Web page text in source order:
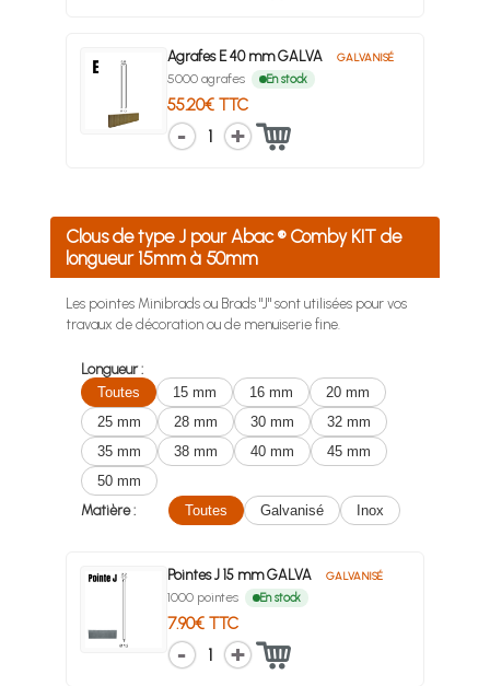
Agrafes E 40 mm GALVA GALVANISÉ
5000 agrafes En stock
55.20€ TTC
1
Clous de type J pour Abac ® Comby KIT de
longueur 15mm à 50mm
Les pointes Minibrads ou Brads "J" sont utilisées pour vos
travaux de décoration ou de menuiserie fine.
Longueur :
Toutes
15 mm 16 mm
20 mm
25 mm
28 mm 30 mm
32 mm
35 mm
38 mm 40 mm
45 mm
50 mm
Matière :
Toutes Galvanisé Inox
Pointes J 15 mm GALVA GALVANISÉ
1000 pointes En stock
7.90€ TTC
1